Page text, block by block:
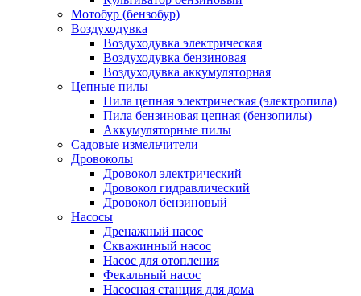
Мотобур (бензобур)
Воздуходувка
Воздуходувка электрическая
Воздуходувка бензиновая
Воздуходувка аккумуляторная
Цепные пилы
Пила цепная электрическая (электропила)
Пила бензиновая цепная (бензопилы)
Аккумуляторные пилы
Садовые измельчители
Дровоколы
Дровокол электрический
Дровокол гидравлический
Дровокол бензиновый
Насосы
Дренажный насос
Скважинный насос
Насос для отопления
Фекальный насос
Насосная станция для дома